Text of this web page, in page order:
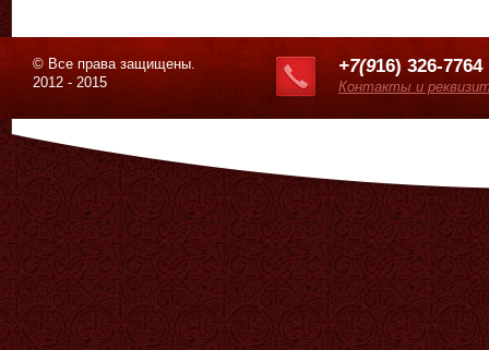
© Все права защищены.
2012 - 2015
+7(916) 326-7764
Контакты и